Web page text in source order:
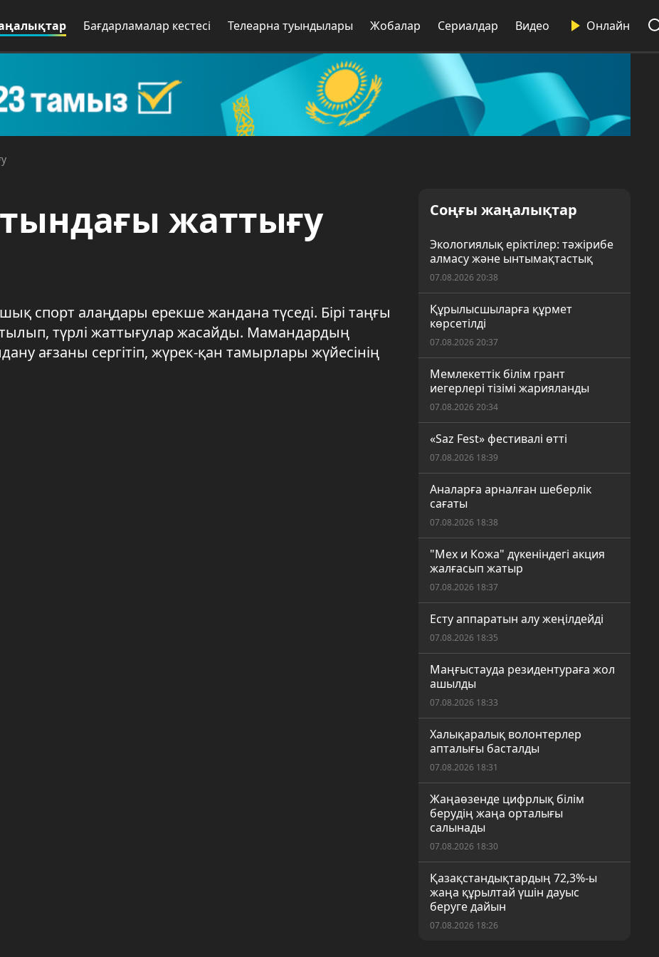
Бағдарламалар кестесі Телеарна туындылары Жобалар Сериалдар Видео Онлайн
жаттығу
спорт алаңдары ерекше жандана түседі. Бірі таңғы
түрлі жаттығулар жасайды. Мамандардың
ағзаны сергітіп, жүрек-қан тамырлары жүйесінің
Соңғы жаңалықтар
Экологиялық еріктілер: тәжірибе
алмасу және ынтымақтастық
07.08.2026 20:38
Құрылысшыларға құрмет
көрсетілді
07.08.2026 20:37
Мемлекеттік білім грант
иегерлері тізімі жарияланды
07.08.2026 20:34
«Saz Fest» фестивалі өтті
07.08.2026 18:39
Аналарға арналған шеберлік
сағаты
07.08.2026 18:38
"Мех и Кожа" дүкеніндегі акция
жалғасып жатыр
07.08.2026 18:37
Есту аппаратын алу жеңілдейді
07.08.2026 18:35
Маңғыстауда резидентураға жол
ашылды
07.08.2026 18:33
Халықаралық волонтерлер
апталығы басталды
07.08.2026 18:31
Жаңаөзенде цифрлық білім
берудің жаңа орталығы
салынады
07.08.2026 18:30
Қазақстандықтардың 72,3%-ы
жаңа құрылтай үшін дауыс
беруге дайын
07.08.2026 18:26